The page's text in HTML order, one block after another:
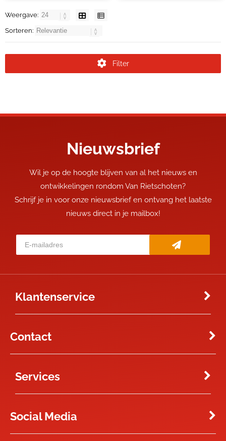
Weergave:
Sorteren:
Filter
Nieuwsbrief
Wil je op de hoogte blijven van al het nieuws en
ontwikkelingen rondom Van Rietschoten?
Schrijf je in voor onze nieuwsbrief en ontvang het laatste
nieuws direct in je mailbox!
Klantenservice
Contact
Services
Social Media